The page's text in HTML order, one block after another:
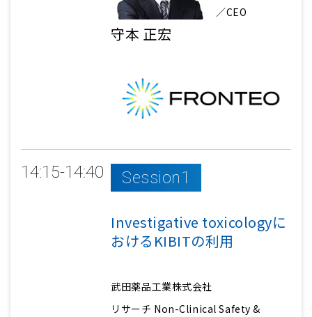
／CEO
守本 正宏
14:15-14:40 Session1
Investigative toxicologyに
おけるKIBITの利用
武田薬品工業株式会社
リサーチ Non-Clinical Safety &